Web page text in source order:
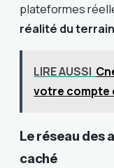
plateformes
réalité du terrain
LIRE AUSSI
votre compte
Le réseau des
caché